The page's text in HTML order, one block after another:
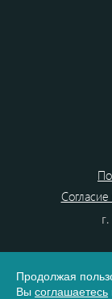
Продолжая
Вы соглашаетесь